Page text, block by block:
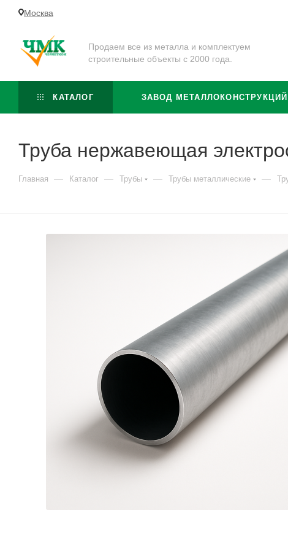
Москва
Продаем все из металла и комплектуем
строительные объекты с 2000 года.
КАТАЛОГ ЗАВОД МЕТАЛЛОКОНСТРУКЦИЙ
Труба нержавеющая
Главная — Каталог — Трубы — Трубы металлические —